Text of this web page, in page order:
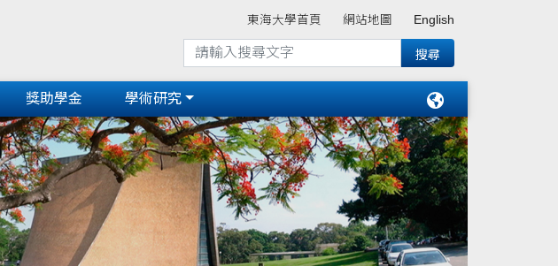
東海大學首頁 網站地圖 English
獎助學金 學術研究